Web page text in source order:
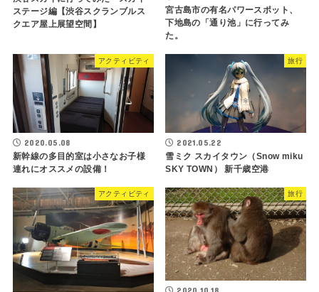
ステージ編【渋谷スクランブルス
クエア屋上展望空間】
宮古島市の有名パワースポット、
下地島の「通り池」に行ってみ
た。
アクティビティ
2020.05.08
新幹線の多目的室は小さなお子様
連れにオススメの設備！
旅行
2021.05.22
雪ミク スカイタウン（Snow miku
SKY TOWN） 新千歳空港
アクティビティ 旅行